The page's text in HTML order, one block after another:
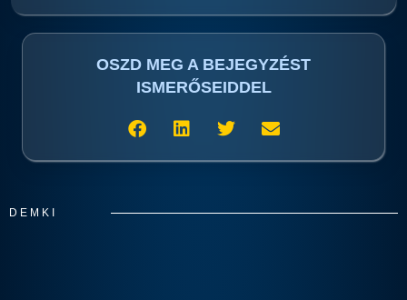
OSZD MEG A BEJEGYZÉST
ISMERŐSEIDDEL
DEMKI